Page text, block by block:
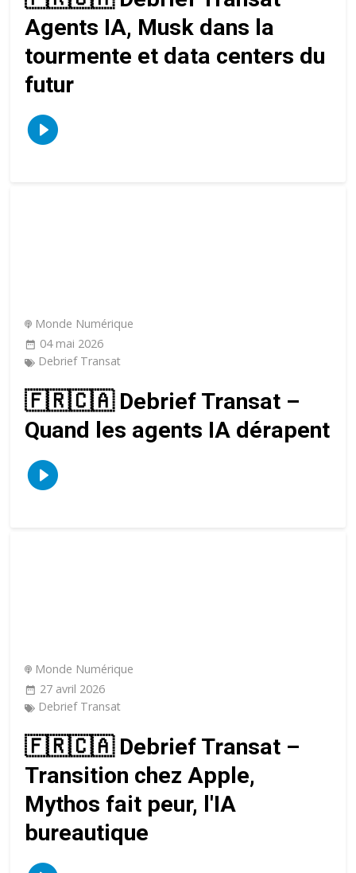
Agents IA, Musk dans la
tourmente et data centers du
futur
Monde Numérique
04 mai 2026
Debrief Transat
🇫🇷🇨🇦 Debrief Transat –
Quand les agents IA dérapent
Monde Numérique
27 avril 2026
Debrief Transat
🇫🇷🇨🇦 Debrief Transat –
Transition chez Apple,
Mythos fait peur, l'IA
bureautique